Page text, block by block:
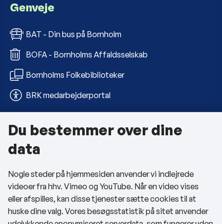
Genveje
BAT - Din bus på Bornholm
BOFA - Bornholms Affaldsselskab
Bornholms Folkebiblioteker
BRK medarbejderportal
Om kommunen
Kontakt os
Telefon- og åbningstider
Tilgængelighedserklæring
Privatlivspolitik
Du bestemmer over dine
data
Nogle steder på hjemmesiden anvender vi indlejrede
videoer fra hhv. Vimeo og YouTube. Når en video vises
eller afspilles, kan disse tjenester sætte cookies til at
huske dine valg. Vores besøgsstatistik på sitet anvender